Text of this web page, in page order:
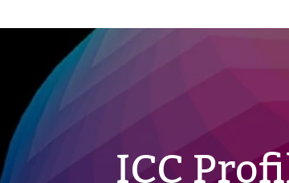
ICC